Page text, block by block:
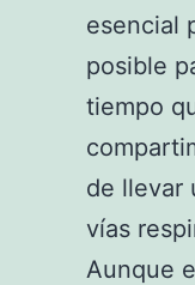
esencial
posible
tiempo
de llevar
vías
Aunque